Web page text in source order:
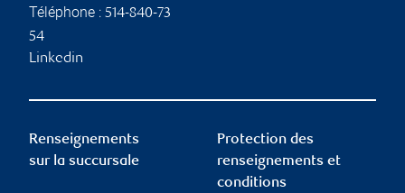
Téléphone : 514-840-73
54
Linkedin
Renseignements
sur la succursale
Protection des
renseignements et
conditions